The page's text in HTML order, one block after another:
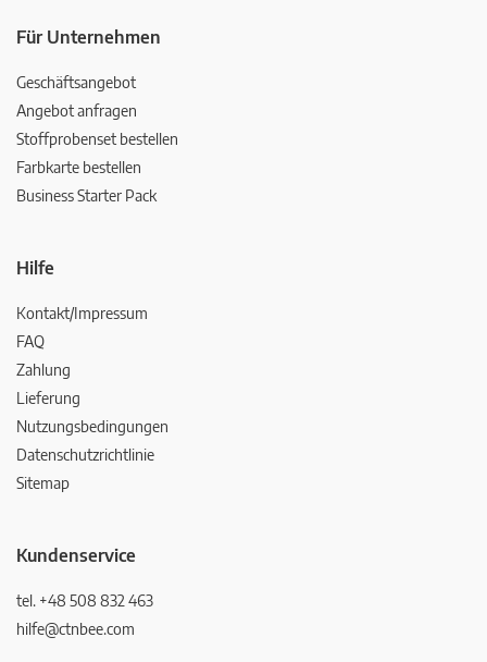
Für Unternehmen
Geschäftsangebot
Angebot anfragen
Stoffprobenset bestellen
Farbkarte bestellen
Business Starter Pack
Hilfe
Kontakt/Impressum
FAQ
Zahlung
Lieferung
Nutzungsbedingungen
Datenschutzrichtlinie
Sitemap
Kundenservice
tel. +48 508 832 463
hilfe@ctnbee.com